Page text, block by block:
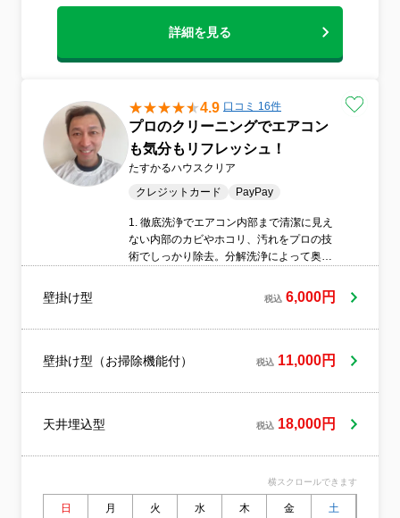
詳細を見る
4.9 口コミ 16件
プロのクリーニングでエアコン
も気分もリフレッシュ！
たすかるハウスクリア
クレジットカード
PayPay
1. 徹底洗浄でエアコン内部まで清潔に見え
ない内部のカビやホコリ、汚れをプロの技
術でしっかり除去。分解洗浄によって奥ま
健康的な空気環境をサポートアレルギーや
喘息対策にも効果的。花粉やハウスダスト
れを取り除くことでエアコンの効率が向
消費を抑えることができます。4. 消臭・防
れやカビをしっかり除去。防カビ効果によ
時間作業＆明瞭な料金忙しい方でも安心の
スピーディー施工。分かりやすい料金設定
で、追加費用の心配もありません。6. プロ
による安心施工経験豊富なスタッフが丁寧
壁掛け型 税込 6,000円
壁掛け型（お掃除機能付） 税込 11,000円
天井埋込型 税込 18,000円
横スクロールできます
日 月 火 水 木 金 土